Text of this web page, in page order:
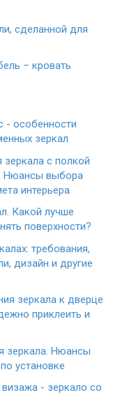
сделанной для
– кровать
- особенности
зеркал
с полкой
Нюансы выбора
интерьера
Какой лучше
поверхности?
требования,
дизайн и другие
зеркала к дверце
приклеить и
зеркала. Нюансы
установке
- зеркало со